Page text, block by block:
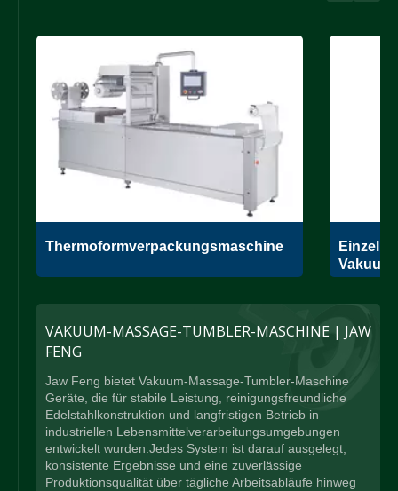
Thermoformverpackungsmaschine
VAKUUM-MASSAGE-TUMBLER-MASCHINE | JAW
FENG
Jaw Feng bietet Vakuum-Massage-Tumbler-Maschine
Geräte, die für stabile Leistung, reinigungsfreundliche
Edelstahlkonstruktion und langfristigen Betrieb in
industriellen Lebensmittelverarbeitungsumgebungen
entwickelt wurden.Jedes System ist darauf ausgelegt,
konsistente Ergebnisse und eine zuverlässige
Produktionsqualität über tägliche Arbeitsabläufe hinweg